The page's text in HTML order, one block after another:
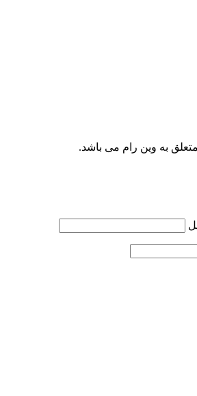
به وین رام می باشد.